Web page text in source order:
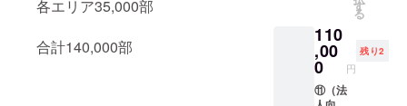
各エリア35,000部
合計140,000部
※写真を
編集部
までお
送りい
ただき
ステッ
カー ＞
あなた
の宣伝
したい
す
る
110
,00
0 円
残り2
⑪（法